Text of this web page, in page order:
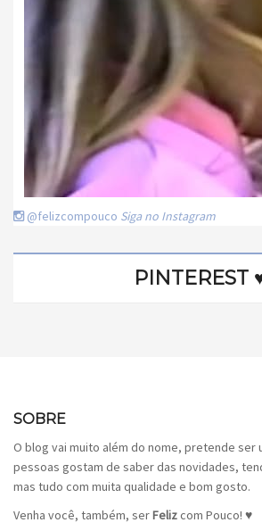
@felizcompouco Siga no Instagram
PINTEREST
SOBRE
O blog vai muito além do nome, pretende ser
pessoas gostam de saber das novidades,
mas tudo com muita qualidade e bom gosto.
Venha você, também, serFelizcom Pouco! ♥